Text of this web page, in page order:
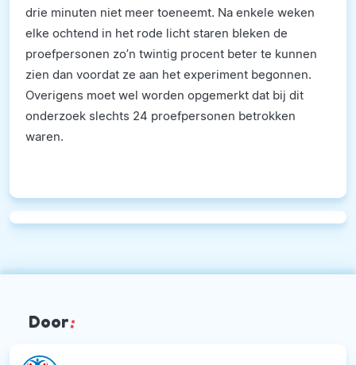
drie minuten niet meer toeneemt. Na enkele weken
elke ochtend in het rode licht staren bleken de
proefpersonen zo’n twintig procent beter te kunnen
zien dan voordat ze aan het experiment begonnen.
Overigens moet wel worden opgemerkt dat bij dit
onderzoek slechts 24 proefpersonen betrokken
waren.
Door: